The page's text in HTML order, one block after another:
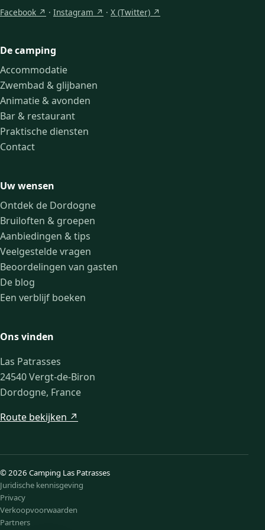
Facebook ↗ · Instagram ↗ · X (Twitter) ↗
De camping
Accommodatie
Zwembad & glijbanen
Animatie & avonden
Bar & restaurant
Praktische diensten
Contact
Uw wensen
Ontdek de Dordogne
Bruiloften & groepen
Aanbiedingen & tips
Veelgestelde vragen
Beoordelingen van gasten
De blog
Een verblijf boeken
Ons vinden
Las Patrasses
24540 Vergt-de-Biron
Dordogne, France
Route bekijken ↗
© 2026 Camping Las Patrasses
Juridische kennisgeving
Privacy
Verkoopvoorwaarden
Partners